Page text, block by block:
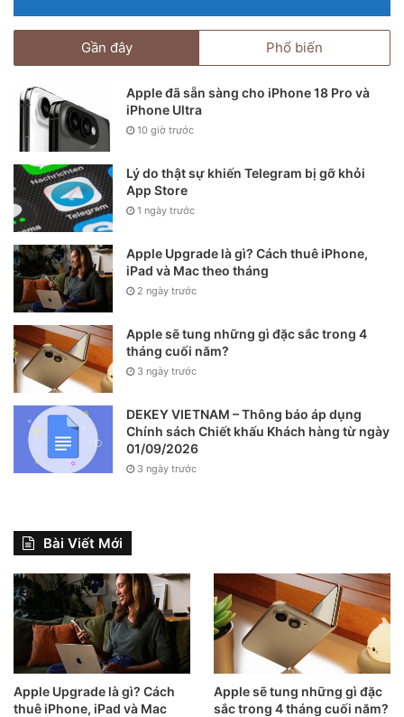
Gần đây Phổ biến
Apple đã sẵn sàng cho iPhone 18 Pro và
iPhone Ultra
10 giờ trước
Lý do thật sự khiến Telegram bị gỡ khỏi
App Store
1 ngày trước
Apple Upgrade là gì? Cách thuê iPhone,
iPad và Mac theo tháng
2 ngày trước
Apple sẽ tung những gì đặc sắc trong 4
tháng cuối năm?
3 ngày trước
DEKEY VIETNAM – Thông báo áp dụng
Chính sách Chiết khấu Khách hàng từ ngày
01/09/2026
3 ngày trước
Bài Viết Mới
Apple Upgrade là gì? Cách
thuê iPhone, iPad và Mac
Apple sẽ tung những gì đặc
sắc trong 4 tháng cuối năm?